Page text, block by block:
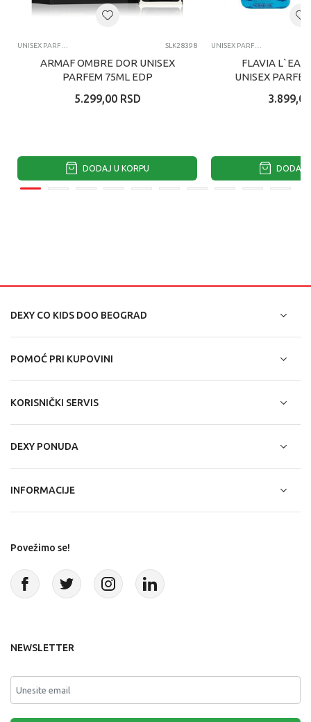
UNISEX PARFEMI SLK28398
ARMAF OMBRE DOR UNISEX
PARFEM 75ML EDP
5.299,00 RSD
DODAJ U KORPU
UNISEX PARFEMI
FLAVIA L`EAU
UNISEX
3.899,00
DODAJ
DEXY CO KIDS DOO BEOGRAD
POMOĆ PRI KUPOVINI
KORISNIČKI SERVIS
DEXY PONUDA
INFORMACIJE
Povežimo se!
NEWSLETTER